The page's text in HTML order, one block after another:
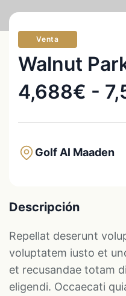
Venta
Walnut
4,688€ -
Golf Al Maaden
Descripción
Repellat deserunt
voluptatem iusto et
et recusandae totam
eligendi. Occaecati